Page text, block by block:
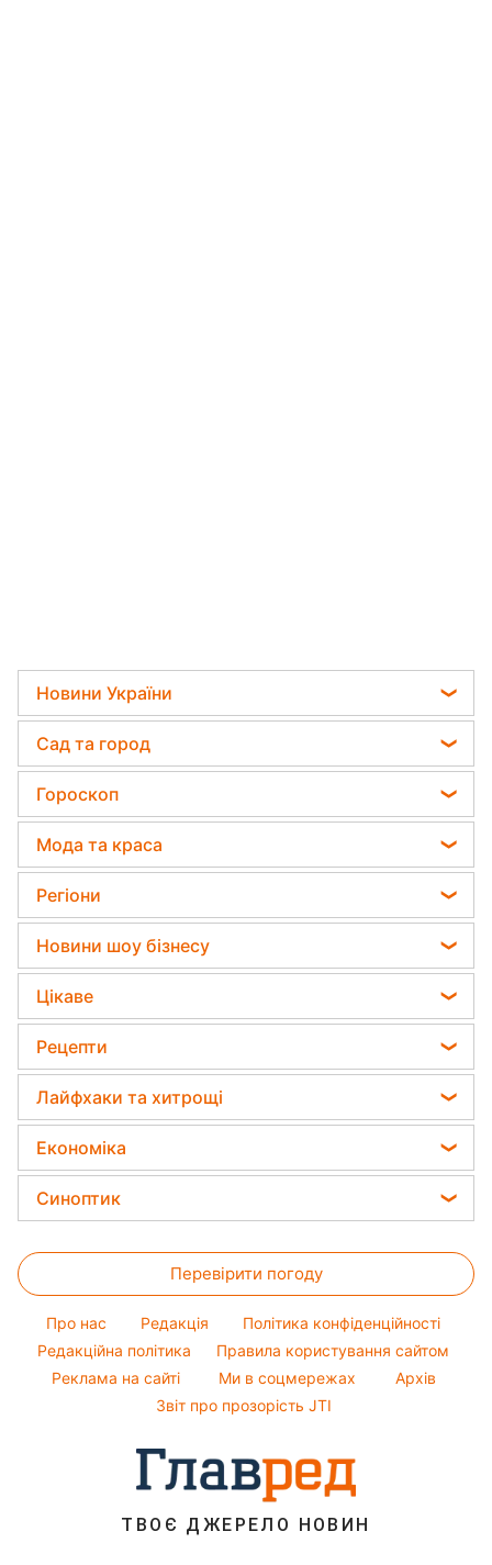
Чарівна паличка для шкіри - що
таке праймер і як правильно його
використовувати
Руслана Заклінська
25 квітня 2025, 21:26
Підпишіться
У макіяжі праймер є незамінним
продуктом.
Реклама
ad